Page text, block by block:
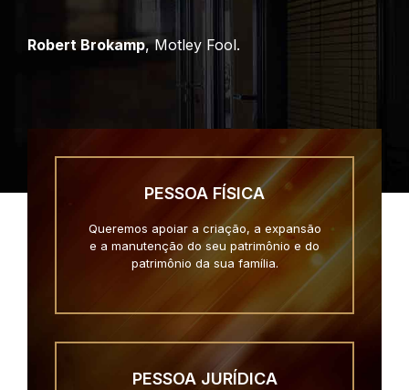
Robert Brokamp, Motley Fool.
PESSOA FÍSICA
Queremos apoiar a criação, a expansão
e a manutenção do seu patrimônio e do
patrimônio da sua família.
PESSOA JURÍDICA